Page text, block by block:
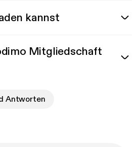
kannst
Mitgliedschaft
Antworten